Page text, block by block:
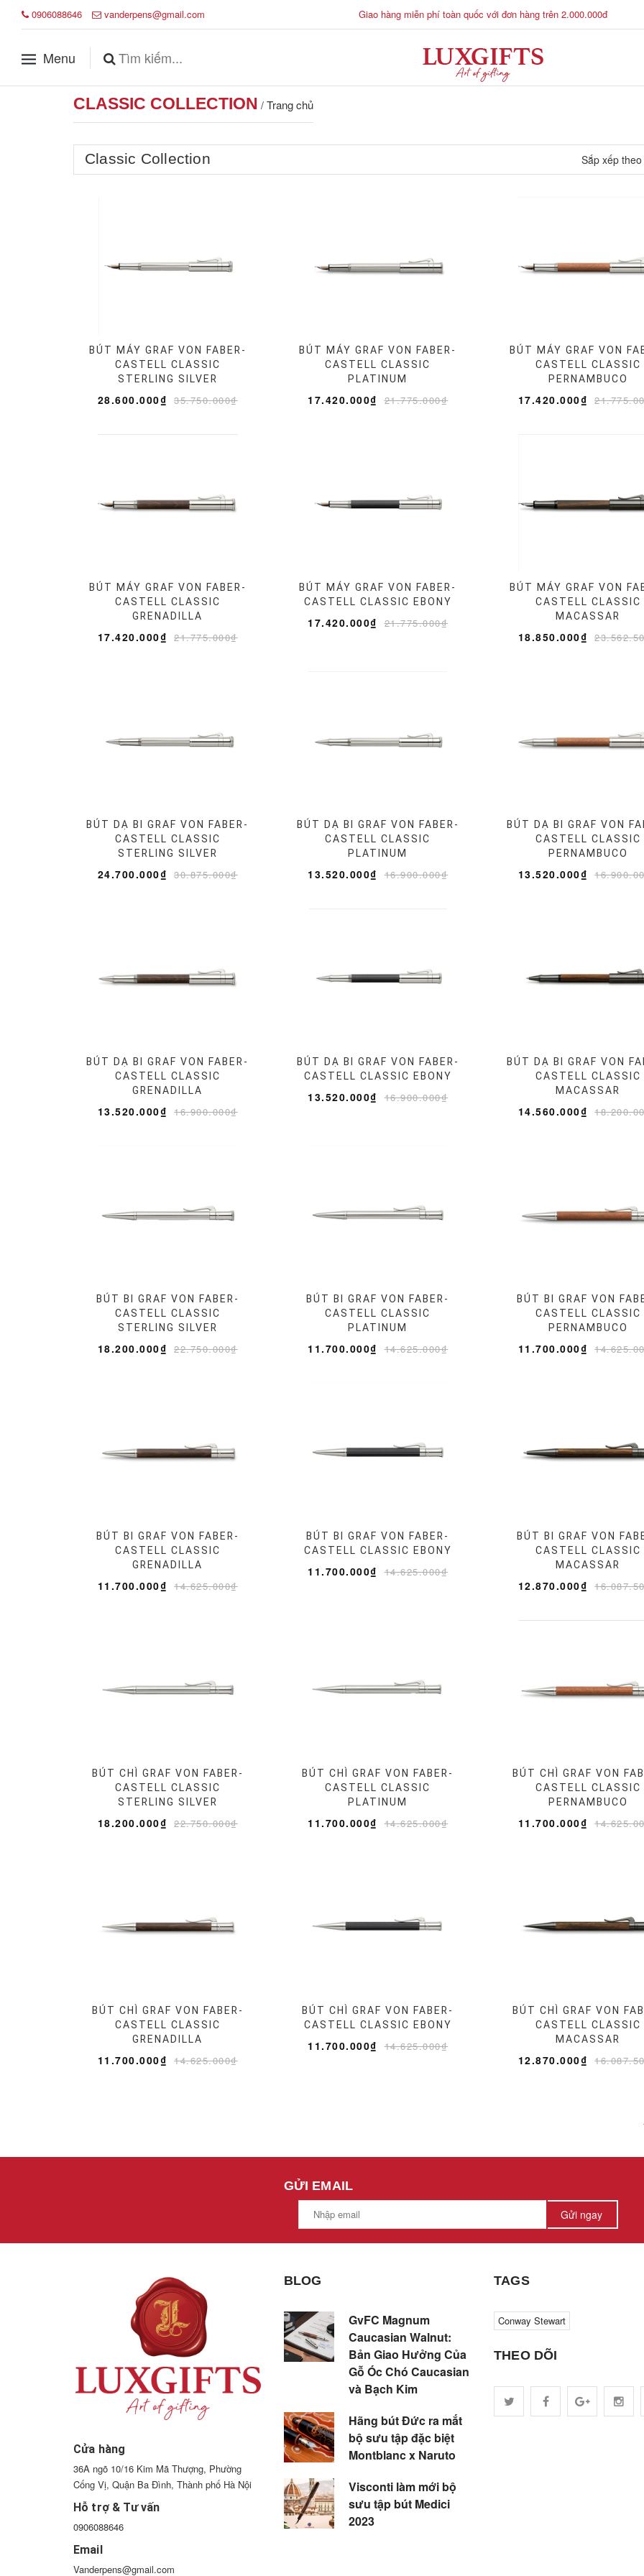
0906088646 vanderpens@gmail.com Giao hàng miễn phí toàn quốc với đơn hàng trên 2.000.000đ
Menu
CLASSIC COLLECTION / Trang chủ
Classic Collection Sắp xếp theo
BÚT MÁY GRAF VON FABER-
CASTELL CLASSIC
STERLING SILVER
28.600.000₫ 35.750.000₫
BÚT MÁY GRAF VON FABER-
CASTELL CLASSIC
PLATINUM
17.420.000₫ 21.775.000₫
BÚT MÁY GRAF VON
CASTELL CLASSIC
PERNAMBUCO
17.420.000₫
BÚT MÁY GRAF VON FABER-
CASTELL CLASSIC
GRENADILLA
17.420.000₫ 21.775.000₫
BÚT MÁY GRAF VON FABER-
CASTELL CLASSIC EBONY
17.420.000₫ 21.775.000₫
BÚT MÁY GRAF VON
CASTELL CLASSIC
MACASSAR
18.850.000₫
BÚT DẠ BI GRAF VON FABER-
CASTELL CLASSIC
STERLING SILVER
24.700.000₫ 30.875.000₫
BÚT DẠ BI GRAF VON FABER-
CASTELL CLASSIC
PLATINUM
13.520.000₫ 16.900.000₫
BÚT DẠ BI GRAF VON
CASTELL CLASSIC
PERNAMBUCO
13.520.000₫
BÚT DẠ BI GRAF VON FABER-
CASTELL CLASSIC
GRENADILLA
13.520.000₫ 16.900.000₫
BÚT DẠ BI GRAF VON FABER-
CASTELL CLASSIC EBONY
13.520.000₫ 16.900.000₫
BÚT DẠ BI GRAF VON
CASTELL CLASSIC
MACASSAR
14.560.000₫
BÚT BI GRAF VON FABER-
CASTELL CLASSIC
STERLING SILVER
18.200.000₫ 22.750.000₫
BÚT BI GRAF VON FABER-
CASTELL CLASSIC
PLATINUM
11.700.000₫ 14.625.000₫
BÚT BI GRAF VON
CASTELL CLASSIC
PERNAMBUCO
11.700.000₫
BÚT BI GRAF VON FABER-
CASTELL CLASSIC
GRENADILLA
11.700.000₫ 14.625.000₫
BÚT BI GRAF VON FABER-
CASTELL CLASSIC EBONY
11.700.000₫ 14.625.000₫
BÚT BI GRAF VON
CASTELL CLASSIC
MACASSAR
12.870.000₫
BÚT CHÌ GRAF VON FABER-
CASTELL CLASSIC
STERLING SILVER
18.200.000₫ 22.750.000₫
BÚT CHÌ GRAF VON FABER-
CASTELL CLASSIC
PLATINUM
11.700.000₫ 14.625.000₫
BÚT CHÌ GRAF VON
CASTELL CLASSIC
PERNAMBUCO
11.700.000₫
BÚT CHÌ GRAF VON FABER-
CASTELL CLASSIC
GRENADILLA
11.700.000₫ 14.625.000₫
BÚT CHÌ GRAF VON FABER-
CASTELL CLASSIC EBONY
11.700.000₫ 14.625.000₫
BÚT CHÌ GRAF VON
CASTELL CLASSIC
MACASSAR
12.870.000₫
GỬI EMAIL
Gửi ngay
Cửa hàng
36A ngõ 10/16 Kim Mã Thượng, Phường
Cống Vị, Quận Ba Đình, Thành phố Hà Nội
Hỗ trợ & Tư vấn
0906088646
Email
Vanderpens@gmail.com
BLOG
GvFC Magnum
Caucasian Walnut:
Bản Giao Hưởng Của
Gỗ Óc Chó Caucasian
và Bạch Kim
Hãng bút Đức ra mắt
bộ sưu tập đặc biệt
Montblanc x Naruto
Visconti làm mới bộ
sưu tập bút Medici
2023
TAGS
Conway Stewart
THEO DÕI